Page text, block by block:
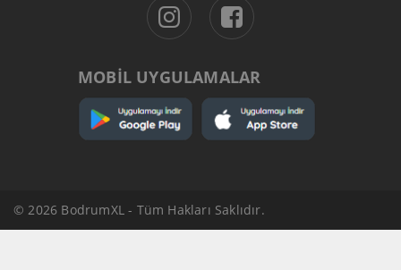
MOBİL UYGULAMALAR
© 2026 BodrumXL - Tüm Hakları Saklıdır.